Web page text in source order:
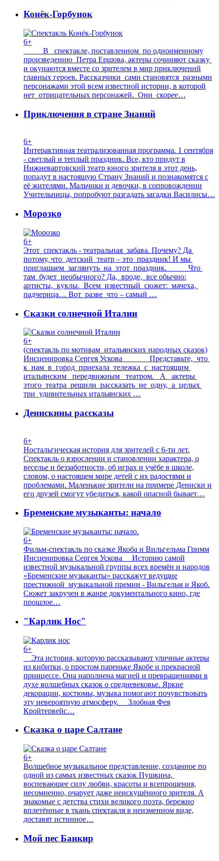
Конёк-Горбунок
6+
В спектакле, поставленном по одноименному
произведению Петра Ершова, актеры сочиняют сказку
и окунаются вместе со зрителем в мир приключений
главных героев. Рассказчики сами становятся разными
персонажами этой всем известной истории, в которой
нет отрицательных персонажей. Они скорее…
Приключения в стране Знаний
6+
Интерактивная театрализованная программа. 1 сентября
- светлый и теплый праздник. Все, кто придут в
Нижневартовский театр юного зрителя в этот день,
попадут в настоящую Страну Знаний и познакомятся с
её жителями. Мальчики и девочки, в сопровождении
Учительницы, попробуют разгадать загадки Василисы…
Морозко
6+
Этот спектакль - театральная забава. Почему? Да
потому, что детский театр – это праздник! И мы
приглашаем заглянуть на этот праздник. Что
там будет необычного? Да, вроде, все обычно:
артисты, куклы. Всем известный сюжет: мачеха,
падчерица… Вот разве что – самый …
Сказки солнечной Италии
6+
(спектакль по мотивам итальянских народных сказок)
Инсценировка Сергея Ускова Представьте, что
к нам в город приехала тележка с настоящим
итальянским передвижным театром. А актеры
этого театра решили рассказать не одну, а целых
три удивительных итальянских …
Денискины рассказы
6+
Ностальгическая история для зрителей с 6-ти лет.
Спектакль о взрослении и становлении характера, о
веселье и беззаботности, об играх и учёбе в школе,
словом, о настоящем мире детей с их радостями и
проблемами. Маленькие зрители на примере Дениски и
его друзей смогут убедиться, какой опасной бывает…
Бременские музыканты: начало
6+
Фильм-спектакль по сказке Якоба и Вильгельма Гримм
Инсценировка Сергея Ускова Историю самой
известной музыкальной группы всех времён и народов
«Бременские музыканты» расскажут ведущие
престижной музыкальной премии - Вильгельм и Якоб.
Сюжет закручен в жанре документального кино, где
прошлое…
"Карлик Нос"
6+
Эта история, которую рассказывают уличные актеры
из кибитки, о простом пареньке Якобе и прекрасной
принцессе. Она наполнена магией и превращениями в
духе волшебных сказок о средневековье. Яркие
декорации, костюмы, музыка помогают почувствовать
эту невероятную атмосферу. Злобная Фея
Кройтервейс…
Сказка о царе Салтане
6+
Волшебное музыкальное представление, созданное по
одной из самых известных сказок Пушкина,
воспевающее силу любви, красоты и всепрощения,
несомненно, очарует даже неискушённого зрителя. А
знакомые с детства стихи великого поэта, бережно
вплетённые в ткань спектакля в неизменном виде,
доставят истинное…
Мой пес Банкир